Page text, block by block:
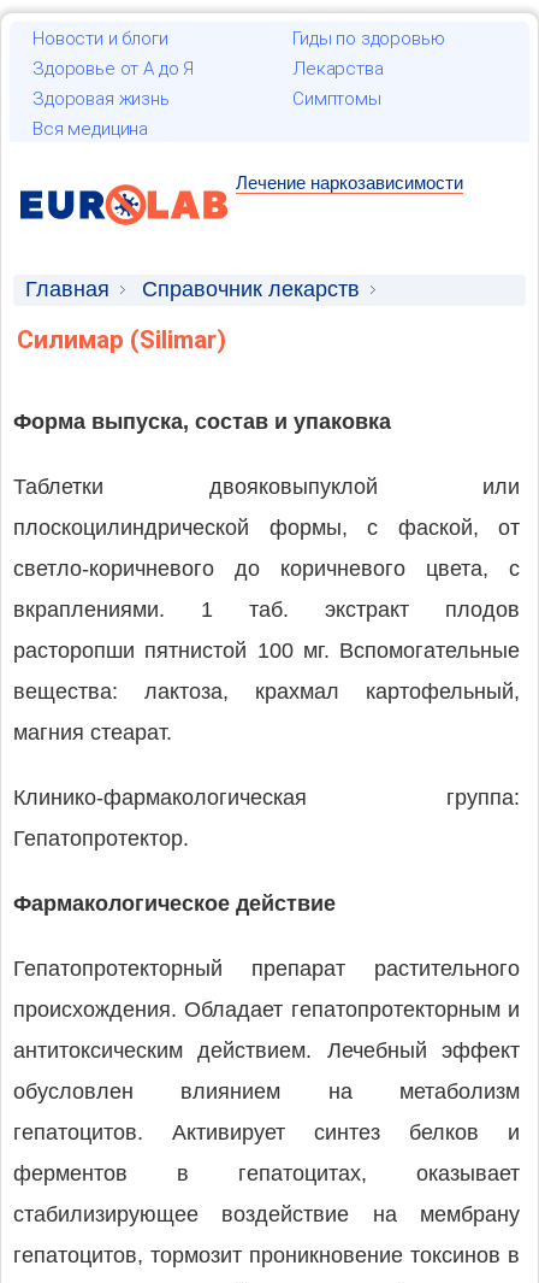
Новости и блоги
Гиды по здоровью
Здоровье от А до Я
Лекарства
Здоровая жизнь
Симптомы
Вся медицина
Лечение наркозависимости
Главная
Справочник лекарств
Лекарственные средства
Силимар (Silimar)
Форма выпуска, состав и упаковка
Таблетки двояковыпуклой или
плоскоцилиндрической формы, с фаской, от
светло-коричневого до коричневого цвета, с
вкраплениями. 1 таб. экстракт плодов
расторопши пятнистой 100 мг. Вспомогательные
вещества: лактоза, крахмал картофельный,
магния стеарат.
Клинико-фармакологическая группа:
Гепатопротектор.
Фармакологическое действие
Гепатопротекторный препарат растительного
происхождения. Обладает гепатопротекторным и
антитоксическим действием. Лечебный эффект
обусловлен влиянием на метаболизм
гепатоцитов. Активирует синтез белков и
ферментов в гепатоцитах, оказывает
стабилизирующее воздействие на мембрану
гепатоцитов, тормозит проникновение токсинов в